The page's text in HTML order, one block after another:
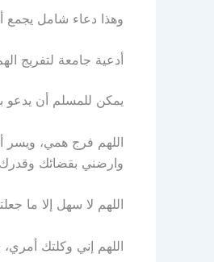
وهذا دعاء شامل يجمع
أدعية جامعة لتفريج
يمكن للمسلم أن يدعو
اللهم فرج همي،
وارضني بقضائك وقدرك
اللهم لا سهل إلا ما
اللهم إني وكلتك